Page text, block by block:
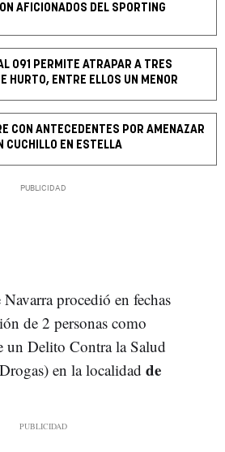
AFICIONADOS DEL SPORTING
091 PERMITE ATRAPAR A TRES
HURTO, ENTRE ELLOS UN MENOR
CON ANTECEDENTES POR AMENAZAR
CUCHILLO EN ESTELLA
procedió en fechas
de 2 personas como
un Delito Contra la Salud
en la localidad de